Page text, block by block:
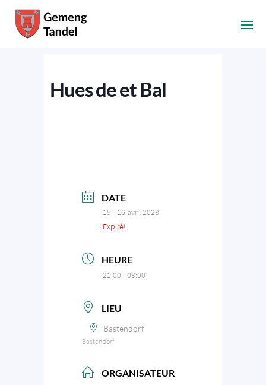
Hues de et Bal
DATE
15 - 16 avril 2023
Expiré!
HEURE
21:00 - 03:00
LIEU
Bastendorf
Bastendorf
ORGANISATEUR